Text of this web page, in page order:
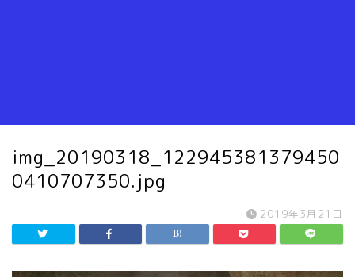
img_20190318_122945381379450
0410707350.jpg
2019年3月21日